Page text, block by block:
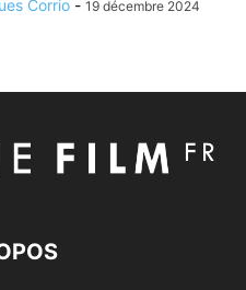
Corrio - 19 décembre 2024